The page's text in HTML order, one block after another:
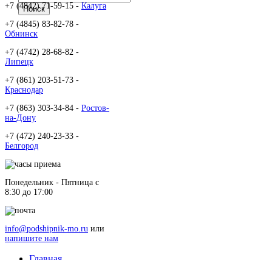
+7 (4842) 71-59-15 -Калуга
+7 (4845) 83-82-78 -
Обнинск
+7 (4742) 28-68-82 -
Липецк
+7 (861) 203-51-73 -
Краснодар
+7 (863) 303-34-84 - Ростов-
на-Дону
+7 (472) 240-23-33 -
Белгород
Понедельник - Пятница c
8:30 до 17:00
info@podshipnik-mo.ru или
напишите нам